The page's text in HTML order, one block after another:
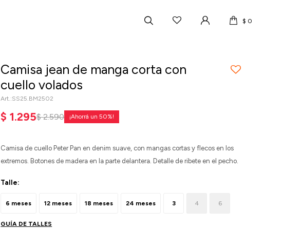
$ 0
Camisa jean de manga corta con
cuello volados
SS25.BM2502
$ 1.295$ 2.590 50
Camisa de cuello Peter Pan en denim suave, con mangas cortas y flecos en los
extremos. Botones de madera en la parte delantera. Detalle de ribete en el pecho.
Talle:
6 meses 12 meses 18 meses 24 meses 3 4 6
GUÍA DE TALLES